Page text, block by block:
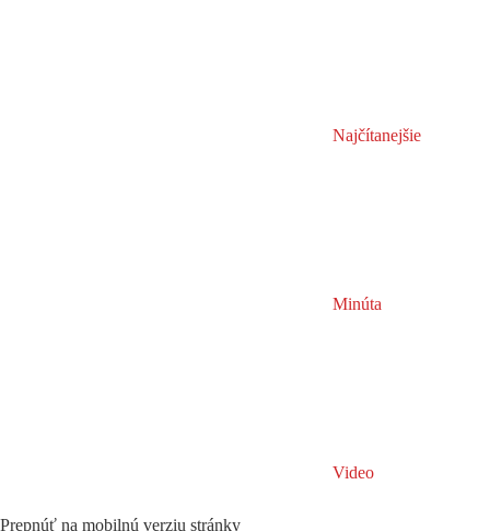
Najčítanejšie
Minúta
Video
Prepnúť na mobilnú verziu stránky